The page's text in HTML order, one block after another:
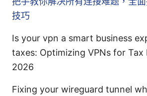
技巧
Is your vpn a smart business
taxes: Optimizing VPNs for Tax
2026
Fixing your wireguard tunnel